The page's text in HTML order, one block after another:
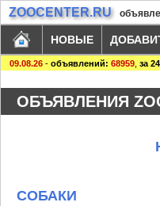
ZOOCENTER.RU
НОВЫЕ
09.08.26 - объявлений: 68959 за
ОБЪЯВЛЕНИЯ
СОБАКИ